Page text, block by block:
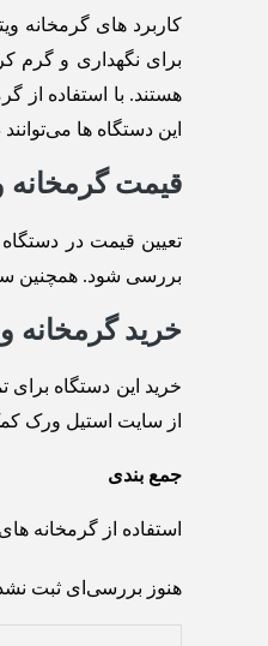
کاربرد های گرمخانه ویترینی 4 سینی بسیار گسترده
برای نگهداری و گرم
این دستگاه ‌ها
قیمت گرمخانه
بررسی شود. همچنین
خرید گرمخانه
از سایت استیل ورک
جمع بندی
استفاده از گرمخانه های ویترینی 4 سینی می تواند علاوه بر حفظ کیفیت غذا، به جذب مشتری
هنوز بررسی‌ای ثبت